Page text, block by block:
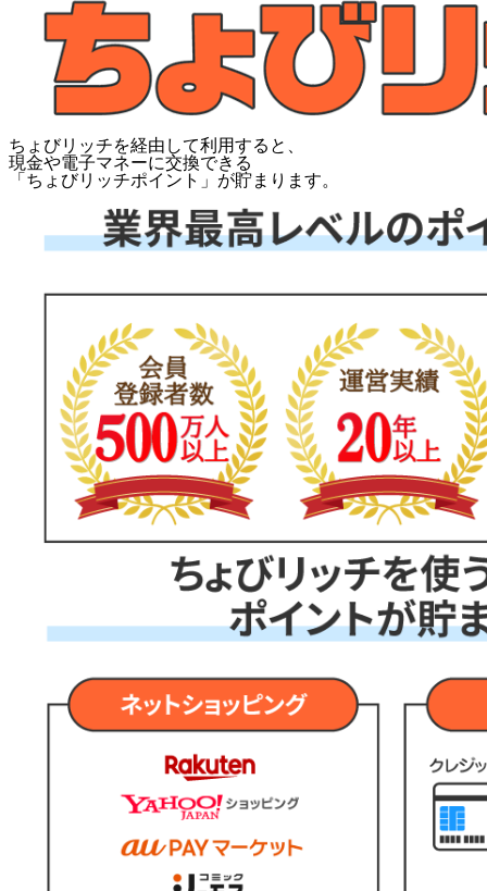
ちょびリッチを経由して利用すると、
現金や電子マネーに交換できる
「 ちょびリッチポイント 」が貯まります。